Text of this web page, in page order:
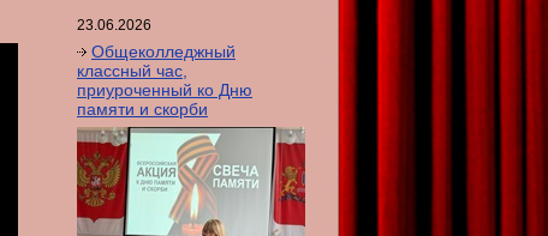
23.06.2026
Общеколледжный
классный час,
приуроченный ко Дню
памяти и скорби